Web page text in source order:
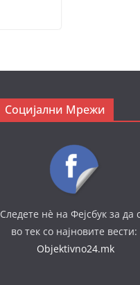
Социјални Мрежи
Следете нè на Фејсбук за да
во тек со најновите вести:
Objektivno24.mk